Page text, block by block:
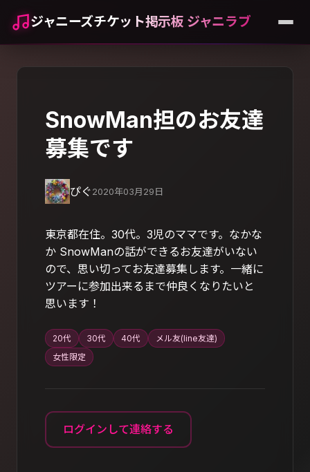
ジャニーズチケット掲示板 ジャニラブ
SnowMan担のお友達
募集です
ぴぐ2020年03月29日
東京都在住。30代。3児のママです。なかな
か SnowManの話ができるお友達がいない
ので、思い切ってお友達募集します。一緒に
ツアーに参加出来るまで仲良くなりたいと
思います！
20代 30代 40代
メル友(line友達)
女性限定
ログインして連絡する